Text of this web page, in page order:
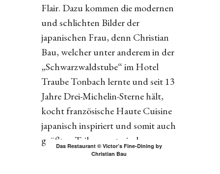
Flair. Dazu kommen die modernen
und schlichten Bilder der
japanischen Frau, denn Christian
Bau, welcher unter anderem in der
„Schwarzwaldstube“ im Hotel
Traube Tonbach lernte und seit 13
Jahre Drei-Michelin-Sterne hält,
kocht französische Haute Cuisine
japanisch inspiriert und somit auch
größten Teils pescetarisch.
Das Restaurant © Victor’s Fine-Dining by
Christian Bau